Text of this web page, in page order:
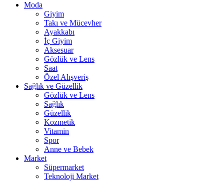
Moda
Giyim
Takı ve Mücevher
Ayakkabı
İç Giyim
Aksesuar
Gözlük ve Lens
Saat
Özel Alışveriş
Sağlık ve Güzellik
Gözlük ve Lens
Sağlık
Güzellik
Kozmetik
Vitamin
Spor
Anne ve Bebek
Market
Süpermarket
Teknoloji Market